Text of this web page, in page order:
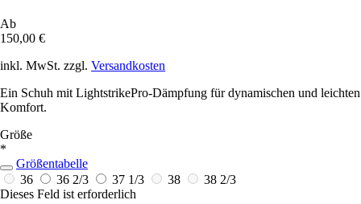
Ab
150,00 €
inkl. MwSt. zzgl. Versandkosten
Ein Schuh mit LightstrikePro-Dämpfung für dynamischen und leichten
Komfort.
Größe
*
Größentabelle
36
36 2/3 37 1/3 38
38 2/3
Dieses Feld ist erforderlich